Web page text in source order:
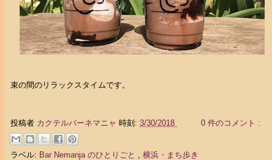
束の間のリラックスタイムです。
投稿者 カクテルバーネマニャ 時刻: 3/30/2018 0 件のコメント :
ラベル: Bar Nemanja のひとりごと , 横浜・まち歩き